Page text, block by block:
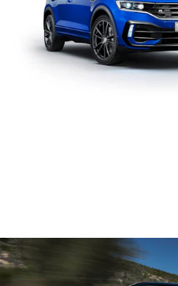
T-Roc, a lo largo de
del Mercedes